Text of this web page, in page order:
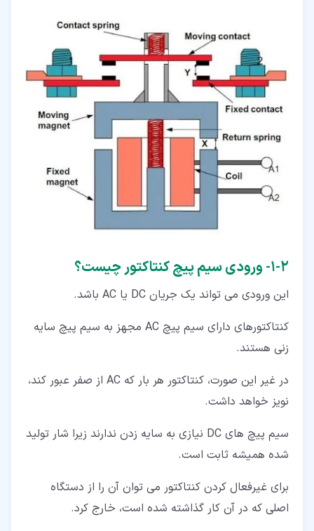
۲‏-‏۱‏- ورودی سیم پیچ کنتاکتور چیست؟
این ورودی می تواند یک جریان DC یا AC باشد.
کنتاکتورهای دارای سیم پیچ AC مجهز به سیم پیچ سایه
زنی هستند.
در غیر این صورت، کنتاکتور هر بار که AC از صفر عبور کند،
نویز خواهد داشت.
سیم پیچ های DC نیازی به سایه زدن ندارند زیرا شار تولید
شده همیشه ثابت است.
برای غیرفعال کردن کنتاکتور می توان آن را از دستگاه
اصلی که در آن کار گذاشته شده است، خارج کرد.